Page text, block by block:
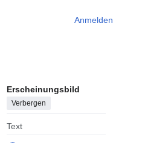
Anmelden
Erscheinungsbild
Verbergen
Text